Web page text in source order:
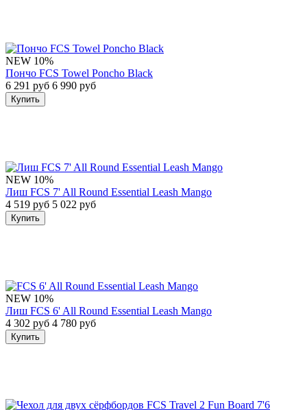
NEW 10%
Пончо FCS Towel Poncho Black
6 291 руб 6 990 руб
Купить
NEW 10%
Лиш FCS 7' All Round Essential Leash Mango
4 519 руб 5 022 руб
Купить
NEW 10%
Лиш FCS 6' All Round Essential Leash Mango
4 302 руб 4 780 руб
Купить